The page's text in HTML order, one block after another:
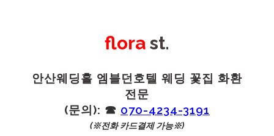
flora st.
안산웨딩홀 엠블던호텔 웨딩 꽃집 화환
전문
(문의): ☎︎ 070-4234-3191
(※전화 카드결제 가능※)